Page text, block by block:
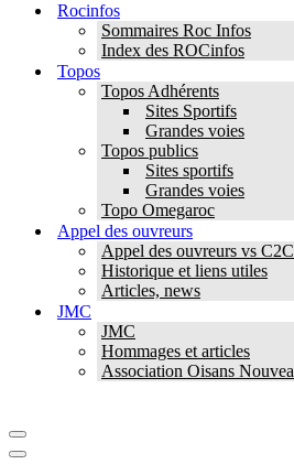
Rocinfos
Sommaires Roc Infos
Index des ROCinfos
Topos
Topos Adhérents
Sites Sportifs
Grandes voies
Topos publics
Sites sportifs
Grandes voies
Topo Omegaroc
Appel des ouvreurs
Appel des ouvreurs vs C2C
Historique et liens utiles
Articles, news
JMC
JMC
Hommages et articles
Association Oisans
Menu
de
Menu